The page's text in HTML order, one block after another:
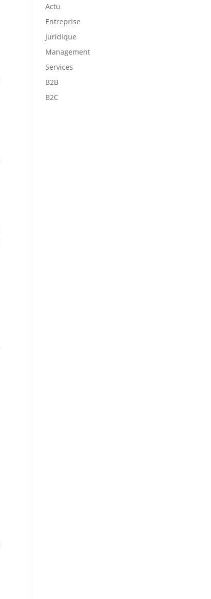
Actu
Entreprise
Juridique
Management
Services
B2B
B2C